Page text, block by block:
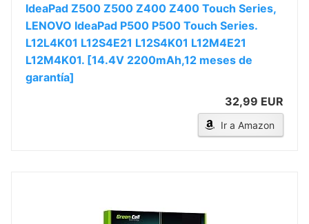
IdeaPad Z500 Z500 Z400 Z400 Touch Series,
LENOVO IdeaPad P500 P500 Touch Series.
L12L4K01 L12S4E21 L12S4K01 L12M4E21
L12M4K01. [14.4V 2200mAh,12 meses de
garantía]
32,99 EUR
Ir a Amazon